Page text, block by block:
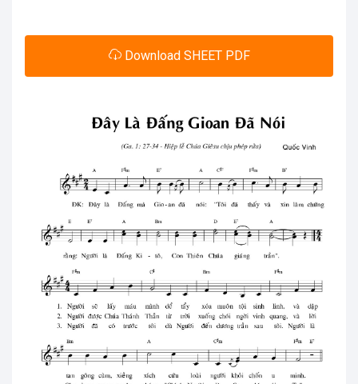
Download SHEET PDF